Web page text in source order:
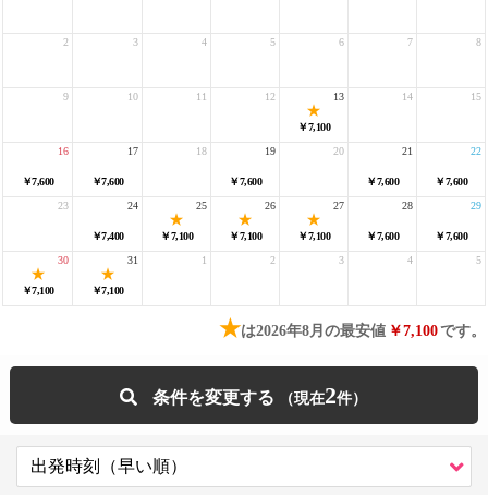
2 3 4 5 6 7 8
9 10 11 12
￥7,100
13 14 15
￥7,600
16
￥7,600
17 18
￥7,600
19 20
￥7,600
21
￥7,600
22
23
￥7,400
24
￥7,100
25
￥7,100
26
￥7,100
27
￥7,600
28
￥7,600
29
￥7,100
30
￥7,100
31 1 2 3 4 5
★は2026年8月の最安値 ￥7,100です。
条件を変更する 2